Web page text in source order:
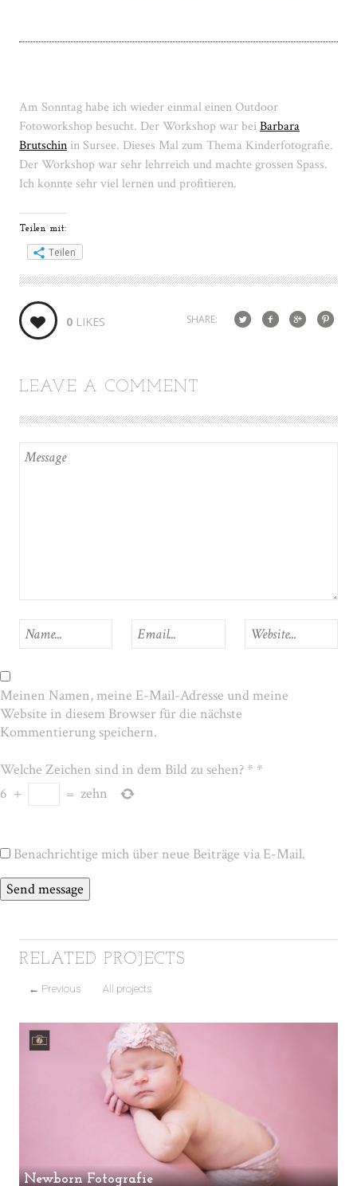
Am Sonntag habe ich wieder einmal einen Outdoor
Fotoworkshop besucht. Der Workshop war beiBarbara
Brutschinin Sursee. Dieses Mal zum Thema Kinderfotografie.
Der Workshop war sehr lehrreich und machte grossen Spass.
Ich konnte sehr viel lernen und profitieren.
Teilen mit:
Teilen
0LIKES SHARE:
LEAVE A COMMENT
Meinen Namen, meine E-Mail-Adresse und meine
Website in diesem Browser für die nächste
Kommentierung speichern.
Welche Zeichen sind in dem Bild zu sehen? * *
6 + = zehn
Benachrichtige mich über neue Beiträge via E-Mail.
RELATED PROJECTS
← Previous All projects
Newborn Fotografie